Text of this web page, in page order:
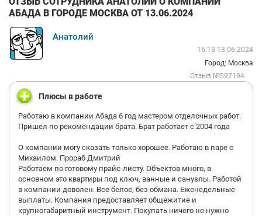
АБАДА В ГОРОДЕ МОСКВА ОТ 13.06.2024
Анатолий
16:13 13.06.2024
Город: Москва
Отзыв №597194
Плюсы в работе
Работаю в компании Абада 6 год мастером отделочных работ.
Пришел по рекомендации брата. Брат работает с 2004 года
О компании могу сказать только хорошее. Работаю в паре с
Михаилом. Прораб Дмитрий
Работаем по готовому прайс-листу. Объектов много, в
основном это квартиры под ключ, ванные и санузлы. Работой
в компании доволен. Все белое, без обмана. Еженедельные
выплаты. Компания предоставляет общежитие и
крупногабаритный инструмент. Покупать ничего не нужно